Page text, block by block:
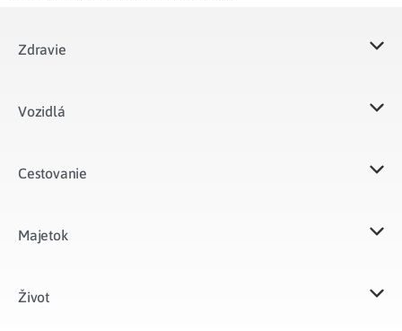
Zdravie
Vozidlá​
Cestovanie
Majetok​
Život​